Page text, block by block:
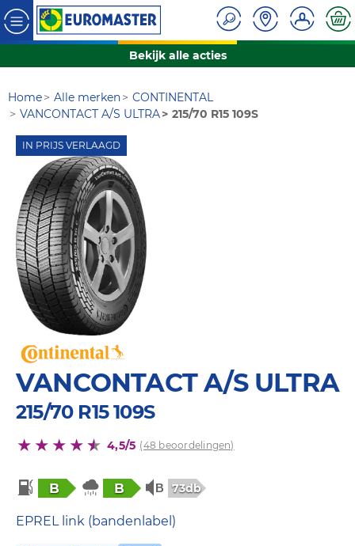
Bekijk alle acties
Home Alle merken
CONTINENTAL
VANCONTACT A/S ULTRA
215/70 R15 109S
IN PRIJS VERLAAGD
VANCONTACT A/S ULTRA
215/70 R15 109S
4,5/5 (48 beoordelingen)
B B 73db
EPREL link (bandenlabel)